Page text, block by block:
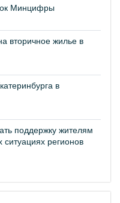
Минцифры
вторичное жилье в
в
поддержку жителям
регионов